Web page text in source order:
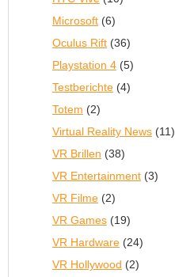
Microsoft (6)
Oculus Rift (36)
Playstation 4 (5)
Testberichte (4)
Totem (2)
Virtual Reality News (11)
VR Brillen (38)
VR Entertainment (3)
VR Filme (2)
VR Games (19)
VR Hardware (24)
VR Hollywood (2)